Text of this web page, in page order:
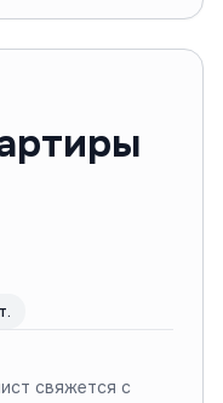
1/7
свяжется с